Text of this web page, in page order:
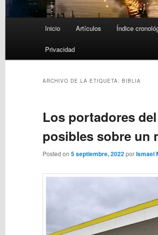
Inicio Artículos Índice
Privacidad
ARCHIVO DE LA ETIQUETA: BIBLIA
Los portadores
posibles sobre un
Posted on 5 septiembre, 2022porIsmael